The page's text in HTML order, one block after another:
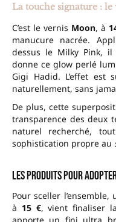
La touche signature :
C’est le vernis Moon, à
manucure nacrée.
dessus le Milky Pink,
donne ce glow perlé
Gigi Hadid. L’effet
naturellement, sans
De plus, cette
transparence des deux
naturel recherché,
sophistication propre au
Les produits pour
Pour sceller
à 15 €, vient finaliser